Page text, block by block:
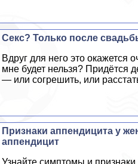
Сeкc? Только после
Вдруг для него это окажется
мне будет нельзя? Придётся
— или согрешить, или
Признаки аппендицита у
аппендицит
Узнайте симптомы и